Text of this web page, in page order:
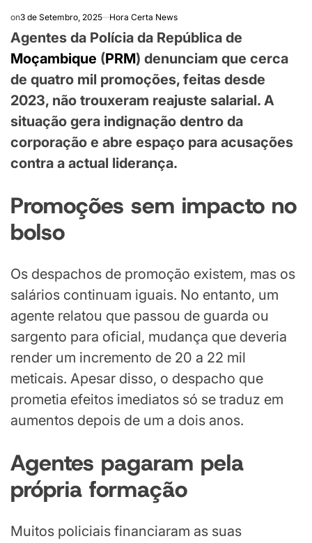
on3 de Setembro, 2025 Hora Certa News
Agentes da Polícia da República de
Moçambique (PRM) denunciam que cerca
de quatro mil promoções, feitas desde
2023, não trouxeram reajuste salarial. A
situação gera indignação dentro da
corporação e abre espaço para acusações
contra a actual liderança.
Promoções sem impacto no
bolso
Os despachos de promoção existem, mas os
salários continuam iguais. No entanto, um
agente relatou que passou de guarda ou
sargento para oficial, mudança que deveria
render um incremento de 20 a 22 mil
meticais. Apesar disso, o despacho que
prometia efeitos imediatos só se traduz em
aumentos depois de um a dois anos.
Agentes pagaram pela
própria formação
Muitos policiais financiaram as suas